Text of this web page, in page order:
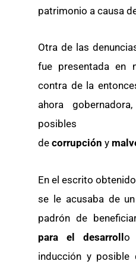
patrimonio a causa
Otra de las
fue presentada en
contra de la
ahora gobernadora,
de corrupción y
En el escrito
se le acusaba de
padrón de
para el desarroll o
inducción y posible